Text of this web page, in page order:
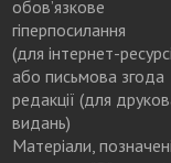
обов’язкове
гіперпосилання
(для інтернет-
або письмова згода
редакції (для
видань)
Матеріали, позначені